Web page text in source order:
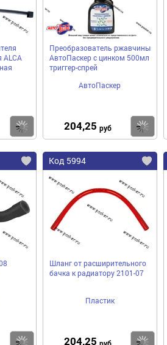
ALCA
Купить
Преобразователь ржавчины
АвтоПаскер с цинком 500мл
триггер-спрей
АвтоПаскер
204,25 руб
Купить
Код 5994
Шланг от расширительного
бачка к радиатору 2101-07
Пластик
204,25